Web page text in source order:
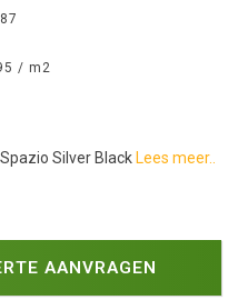
/ m2
Silver Black Lees meer..
AANVRAGEN